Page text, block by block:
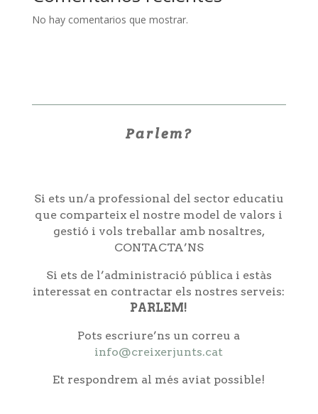
No hay comentarios que mostrar.
Parlem?
Si ets un/a professional del sector educatiu
que comparteix el nostre model de valors i
gestió i vols treballar amb nosaltres,
CONTACTA’NS
Si ets de l’administració pública i estàs
interessat en contractar els nostres serveis:
PARLEM!
Pots escriure’ns un correu a
info@creixerjunts.cat
Et respondrem al més aviat possible!